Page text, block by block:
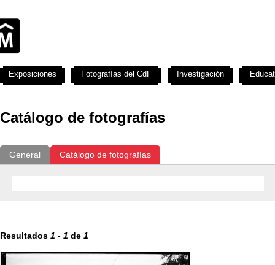
Catálogo de fotografías
General Catálogo de fotografías
Resultados 1 - 1 de 1
Exposiciones Fotografías del CdF Investigación